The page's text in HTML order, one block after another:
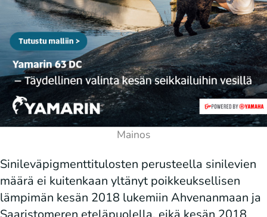
Sinileväpigmenttitulosten perusteella sinilevien
määrä ei kuitenkaan yltänyt poikkeuksellisen
lämpimän kesän 2018 lukemiin Ahvenanmaan ja